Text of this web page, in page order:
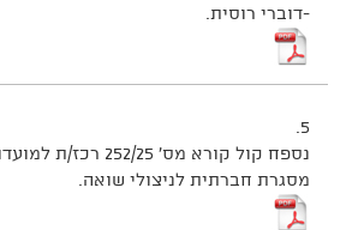
-דוברי רוסית.
5.
נספח קול קורא מס' 252/25
מסגרת חברתית לניצולי שואה.